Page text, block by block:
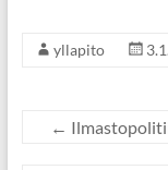
yllapito
←